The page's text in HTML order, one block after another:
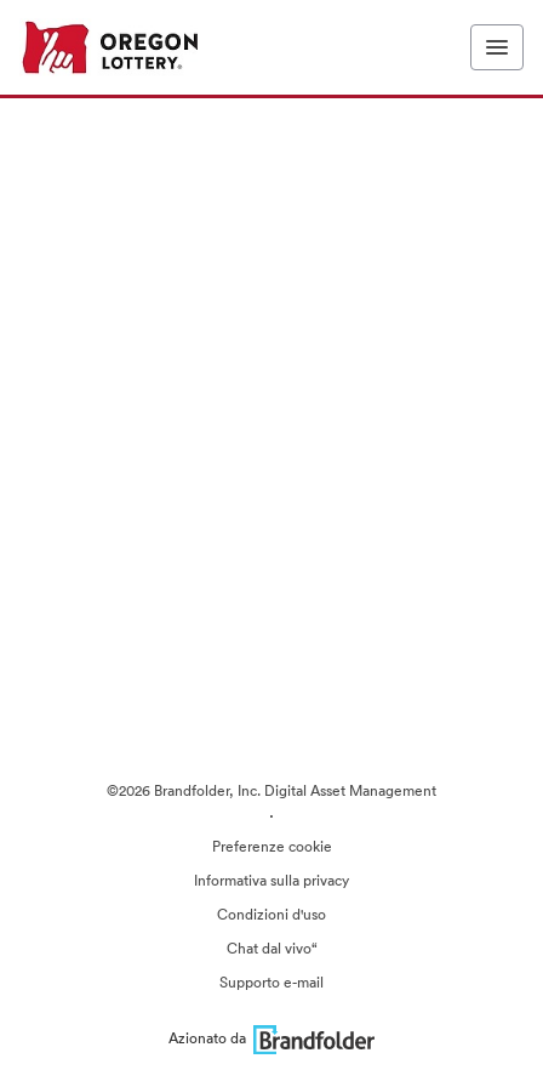
©2026 Brandfolder, Inc. Digital Asset Management
·
Preferenze cookie
Informativa sulla privacy
Condizioni d'uso
Chat dal vivo“
Supporto e-mail
Azionato da